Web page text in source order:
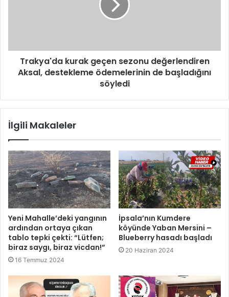
Trakya'da kurak geçen sezonu değerlendiren
Aksal, destekleme ödemelerinin de başladığını
söyledi
İlgili Makaleler
Yeni Mahalle’deki yangının
ardından ortaya çıkan
tablo tepki çekti: “Lütfen;
biraz saygı, biraz vicdan!”
16 Temmuz 2024
İpsala’nın Kumdere
köyünde Yaban Mersini –
Blueberry hasadı başladı
20 Haziran 2024